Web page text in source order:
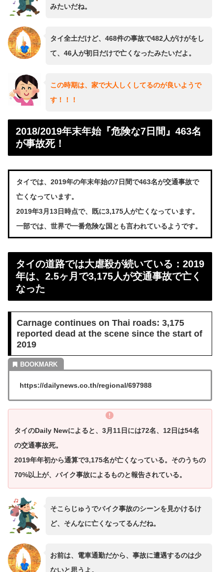
みたいだね。
タイ全土だけど、468件の事故で482人がけがをし
て、46人が初日だけで亡くなったみたいだよ。
この時期は、家で大人しくしてるのが良いようで
す！！！
2018/2019年末年始『危険な7日間』463名
が事故死！
タイでは、2019年の年末年始の7日間で463名が交通事故で
亡くなっています。
2019年3月13日時点で、既に3,175人が亡くなっています。
一部では、世界で一番危険な国とも言われているようです。
タイの道路では大虐殺が続いている：2019
年は、2.5ヶ月で3,175人が交通事故で亡く
なった
Carnage continues on Thai roads: 3,175
reported dead at the scene since the start of
2019
https://dailynews.co.th/regional/697988
タイのDaily Newによると、3月11日には72名、12日は54名
の交通事故死。
2019年年初から通算で3,175名が亡くなっている。そのうちの
70%以上が、バイク事故によるものと報告されている。
そこらじゅうでバイク事故のシーンを見かけるけ
ど、そんなに亡くなってるんだね。
お前は、電車通勤だから、事故に遭遇するのは少
ないと思うよ。